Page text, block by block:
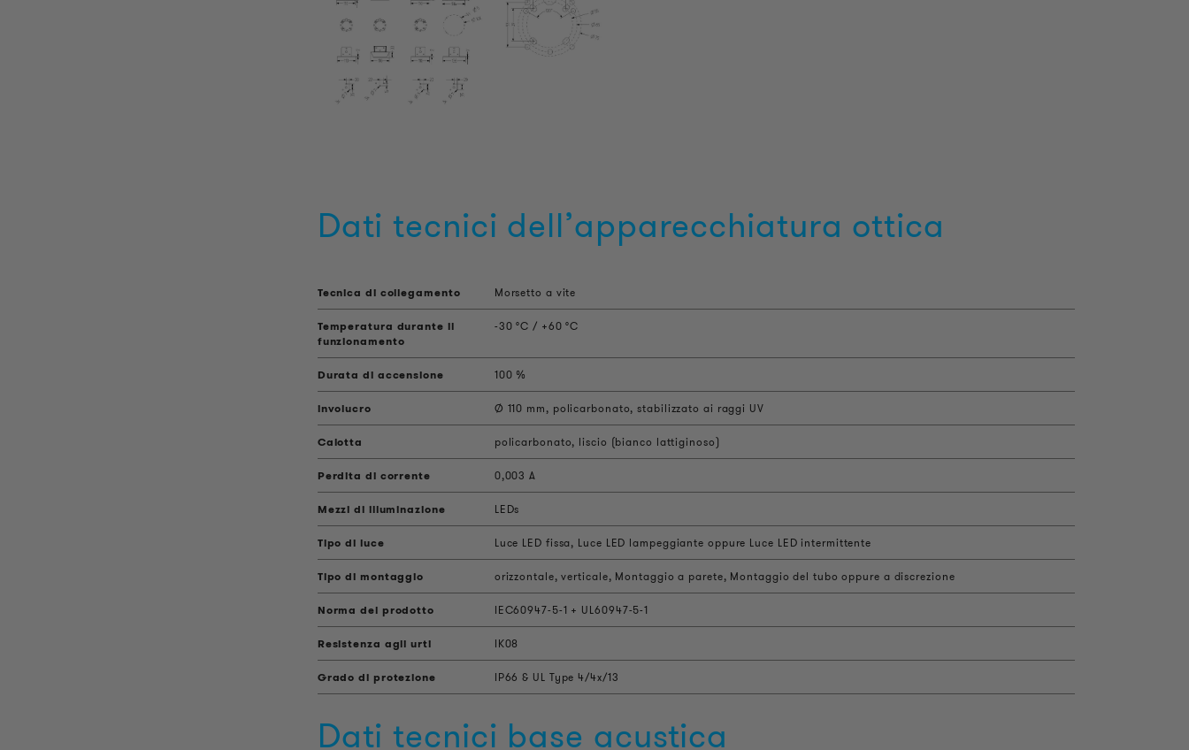
Dati tecnici dell’apparecchiatura ottica
Tecnica di collegamento Morsetto a vite
Temperatura durante il
funzionamento
-30 °C / +60 °C
Durata di accensione 100 %
involucro Ø 110 mm, policarbonato, stabilizzato ai raggi UV
Calotta policarbonato, liscio (bianco lattiginoso)
Perdita di corrente 0,003 A
Mezzi di illuminazione LEDs
Tipo di luce Luce LED fissa, Luce LED lampeggiante oppure Luce LED intermittente
Tipo di montaggio orizzontale, verticale, Montaggio a parete, Montaggio del tubo oppure a discrezione
Norma del prodotto IEC60947-5-1 + UL60947-5-1
Resistenza agli urti IK08
Grado di protezione IP66 & UL Type 4/4x/13
Dati tecnici base acustica